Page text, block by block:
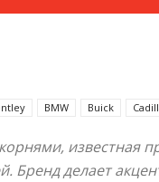
BMW Buick
известная
Бренд делает